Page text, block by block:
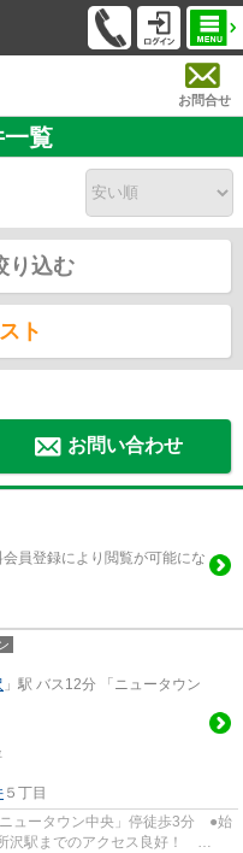
お問合せ
覧
り込む
ト
お問い合わせ
員登録により閲覧が可能にな
」駅 バス12分 「ニュータウン
５丁目
ュータウン中央」停徒歩3分 ●始
沢駅までのアクセス良好！